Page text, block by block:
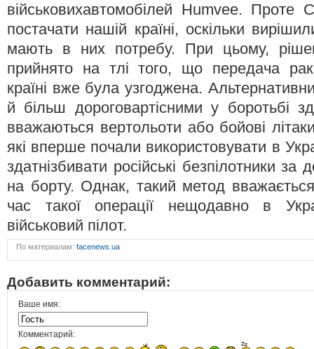
військовихавтомобілей Humvee.
постачати нашій країні, оскільки
мають в них потребу. При цьому,
прийнято на тлі того, що передача
країні вже була узгоджена.
й більш дороговартісними у боротьбі
вважаються вертольоти або бойові
які вперше почали використовувати в
здатнізбивати російські безпілотники
на борту. Однак, такий метод
час такої операції нещодавно в
військовий пілот.
По материалам: facenews.ua
Добавить комментарий:
Ваше имя:
Комментарий: